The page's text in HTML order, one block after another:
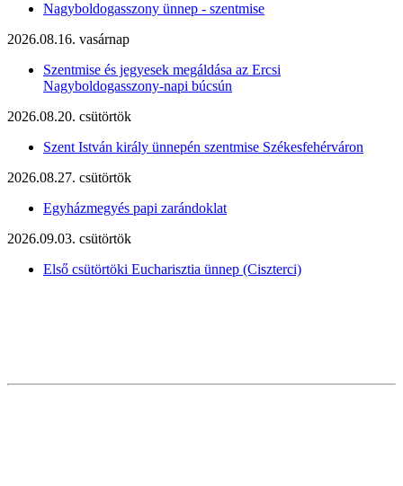
Nagyboldogasszony ünnep - szentmise
2026.08.16. vasárnap
Szentmise és jegyesek megáldása az Ercsi
Nagyboldogasszony-napi búcsún
2026.08.20. csütörtök
Szent István király ünnepén szentmise Székesfehérváron
2026.08.27. csütörtök
Egyházmegyés papi zarándoklat
2026.09.03. csütörtök
Első csütörtöki Eucharisztia ünnep (Ciszterci)